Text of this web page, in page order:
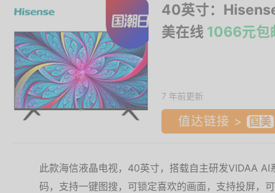
40英寸：
美在线 1066元包
7 年前更新
值达链接 >
此款海信液晶电视，40英寸，搭载自主研发VIDAA
码，支持一键图搜，可锁定喜欢的画面，支持投屏，